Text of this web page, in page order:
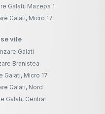
Galati, Mazepa 1
Galati, Micro 17
vile
Galati
Branistea
Galati, Micro 17
Galati, Nord
Galati, Central